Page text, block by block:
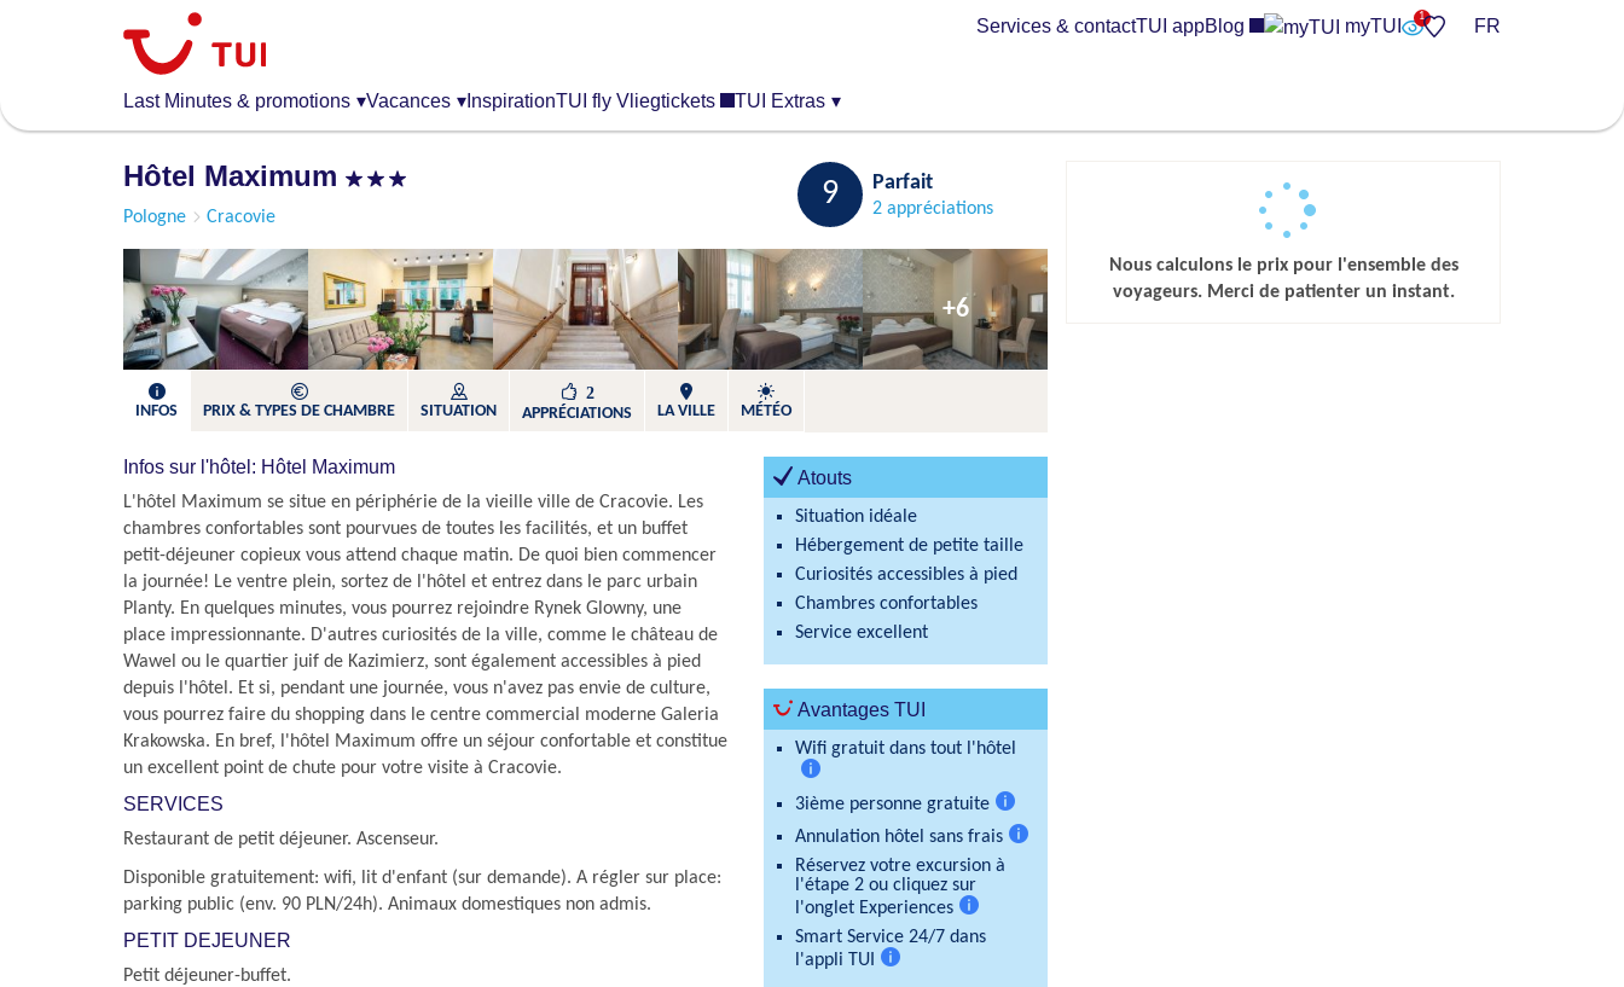
Last Minutes & promotions ▾Vacances ▾ InspirationTUI fly Vliegtickets TUI Extras ▾
Services & contactTUI appBlog myTUI FR
Hôtel Maximum
Pologne Cracovie
9 Parfait
2 appréciations
+6
INFOS PRIX & TYPES DE CHAMBRE SITUATION
2
APPRÉCIATIONS
LA VILLE MÉTÉO
Infos sur l'hôtel: Hôtel Maximum
L'hôtel Maximum se situe en périphérie de la vieille ville de Cracovie. Les
chambres confortables sont pourvues de toutes les facilités, et un buffet
petit-déjeuner copieux vous attend chaque matin. De quoi bien commencer
la journée! Le ventre plein, sortez de l'hôtel et entrez dans le parc urbain
Planty. En quelques minutes, vous pourrez rejoindre Rynek Glowny, une
place impressionnante. D'autres curiosités de la ville, comme le château de
Wawel ou le quartier juif de Kazimierz, sont également accessibles à pied
depuis l'hôtel. Et si, pendant une journée, vous n'avez pas envie de culture,
vous pourrez faire du shopping dans le centre commercial moderne Galeria
Krakowska. En bref, l'hôtel Maximum offre un séjour confortable et constitue
un excellent point de chute pour votre visite à Cracovie.
SERVICES
Restaurant de petit déjeuner. Ascenseur.
Disponible gratuitement: wifi, lit d'enfant (sur demande). A régler sur place:
parking public (env. 90 PLN/24h). Animaux domestiques non admis.
PETIT DEJEUNER
Petit déjeuner-buffet.
Atouts
Situation idéale
Hébergement de petite taille
Curiosités accessibles à pied
Chambres confortables
Service excellent
Avantages TUI
Wifi gratuit dans tout l'hôtel
d'informations
3ième personne gratuite
Plus
d'informations
Annulation hôtel sans frais
Réservez votre excursion à
l'étape 2 ou cliquez sur
l'onglet Experiences
Plus
Smart Service 24/7 dans
l'appli TUI
Nous calculons le prix pour l'ensemble des
voyageurs. Merci de patienter un instant.